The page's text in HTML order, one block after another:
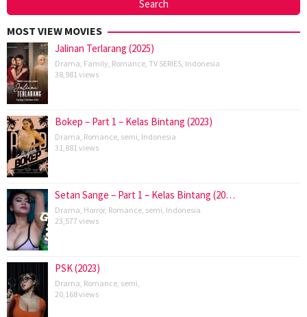
MOST VIEW MOVIES
Jalinan Terlarang (2025)
Drama Family Romance TV SERIES Indonesia
38,981 views
Bokep – Part 1 – Kelas Bintang (2023)
Drama Romance semi Indonesia
31,881 views
Setan Sange – Part 1 – Kelas Bintang (20…
Drama Horror, Romance semi Indonesia
23,577 views
PSK (2023)
Drama Romance semi
20,168 views